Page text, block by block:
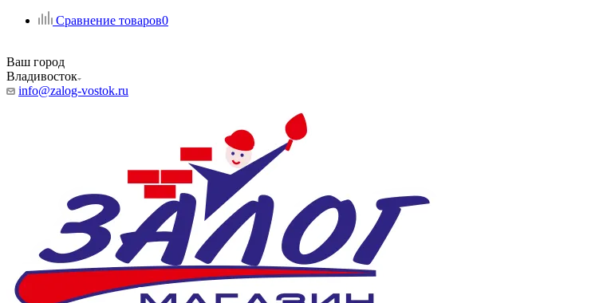
Сравнение товаров0
Ваш город
Владивосток
info@zalog-vostok.ru